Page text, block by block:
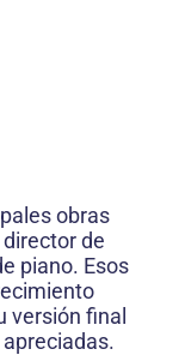
obras
de
piano. Esos
versión final